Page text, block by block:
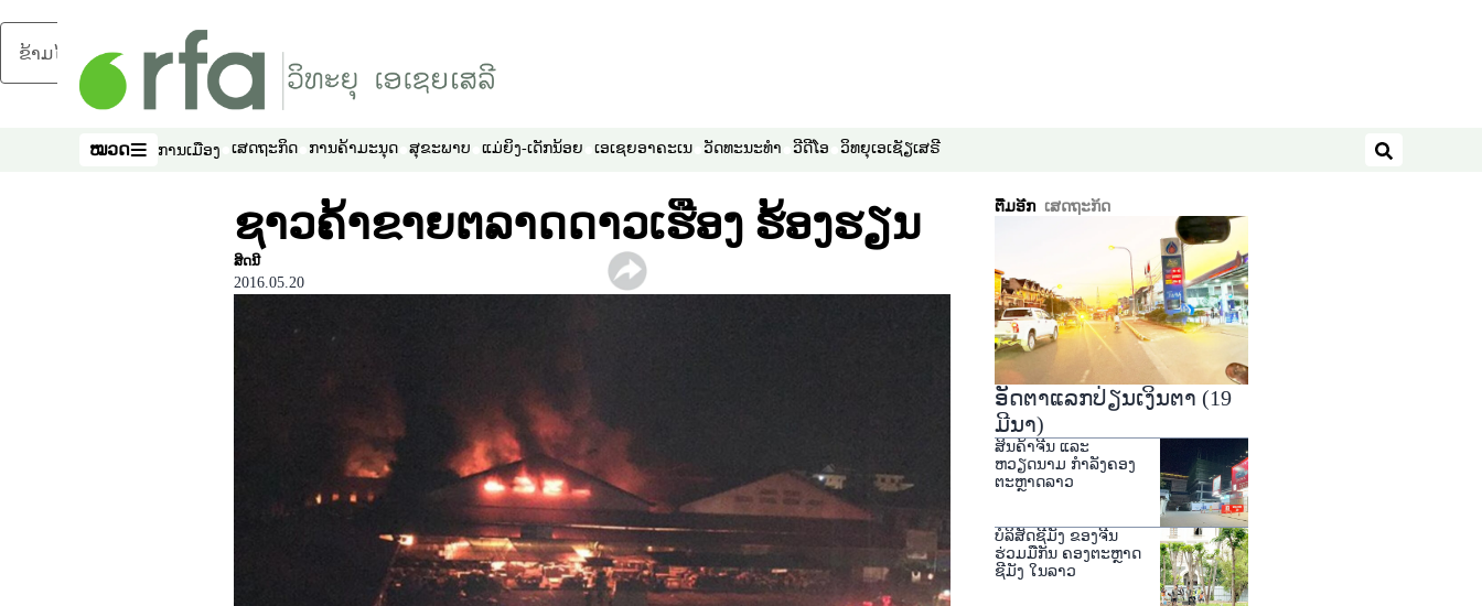
ຂ້າມໄປຍັງເນື້ອຫາຫຼັກ
ໝວດ
ໝວດ ການເມືອງ ເສດຖະກິດ ການຄ້າມະນຸດ ສຸຂະພາບ ແມ່ຍິງ-ເດັກນ້ອຍ ເອເຊຍອາຄະເນ ວັດທະນະທຳ ວີດີໂອ ວິທຍຸເອເຊັຽເສຣີ
ຄົ້ນຫາ
ຊາວຄ້າຂາຍຕລາດດາວເຮືອງ ຮ້ອງຮຽນ
ສິດນີ
2016.05.20
ຕື່ມອີກ ເສດຖະກິດ
ອັດຕາແລກປ່ຽນເງິນຕາ (19
ມີນາ)
ສິນຄ້າຈີນ ແລະ
ຫວຽດນາມ ກໍາລັງຄອງ
ຕະຫຼາດລາວ
ບໍລິສັດຊີມັງ ຂອງຈີນ
ຮ່ວມມືກັນ ຄອງຕະຫຼາດ
ຊີມັງ ໃນລາວ